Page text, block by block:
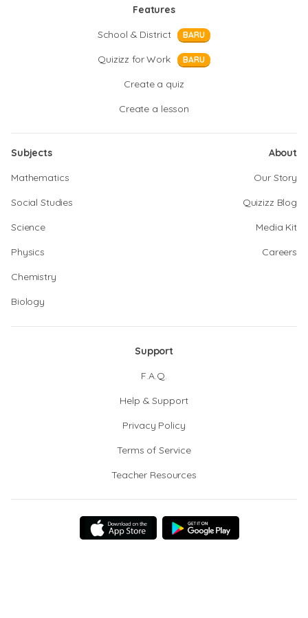
Features
School & District
BARU
Quizizz for Work BARU
Create a quiz
Create a lesson
Subjects
Mathematics
Social Studies
Science
Physics
Chemistry
Biology
About
Our Story
Quizizz Blog
Media Kit
Careers
Support
F.A.Q.
Help & Support
Privacy Policy
Terms of Service
Teacher Resources